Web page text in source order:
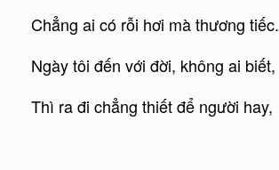
Chẳng ai có rỗi hơi mà thương tiếc.
Ngày tôi đến với đời, không ai biết,
Thì ra đi chẳng thiết để người hay,